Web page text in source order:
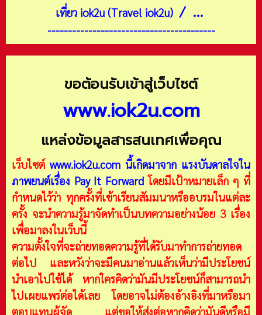
เที่ยว iok2u (Travel iok2u) / ...
-----------------------------------------
ขอต้อนรับเข้าสู่เว็บไซต์
www.iok2u.com
แหล่งข้อมูลสารสนเทศเพื่อคุณ
เว็บไซต์ www.iok2u.com นี้เกิดมาจาก แรงบันดาลใจใน
ภาพยนต์เรื่อง Pay It Forward โดยมีเป้าหมายเล็ก ๆ ที่
กำหนดไว้ว่า ทุกครั้งที่เข้าเรียนสัมมนาหรืออบรมในแต่ละ
ครั้ง จะนำความรู้มาจัดทำเป็นบทความอย่างน้อย 3 เรื่อง
เพื่อมาลงในเว็บนี้
ความตั้งใจที่จะถ่ายทอดความรู้ที่ได้รับมาทำการถ่ายทอด
ต่อไป และหวังว่าจะมีคนมาอ่านแล้วเห็นว่ามีประโยชน์
นำเอาไปใช้ได้ หากใครคิดว่ามันมีประโยชน์ก็สามารถนำ
ไปเผยแพร่ต่อได้เลย โดยอาจไม่ต้องอ้างอิงที่มาหรือมา
ตอบแทนผู้จัด แต่ขอให้ส่งต่อหากคิดว่ามันดีหรือมี